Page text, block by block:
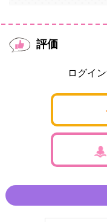
評価
ログイ